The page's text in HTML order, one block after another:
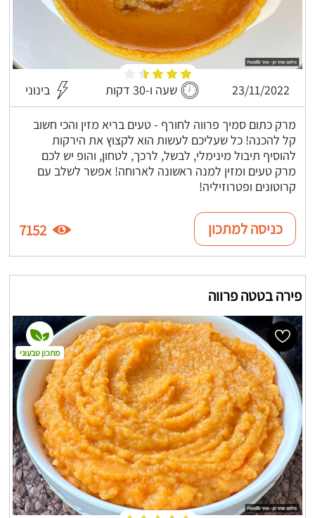
23/11/2022 שעה ו-30 דקות בינוני
מרק כתום סמיך פרווה לחורף - טעים בריא מזין והכי חשוב
קל להכנה! כל שעליכם לעשות הוא לקצוץ את הירקות
להוסיף תיבול מינימלי, לבשל, לרכך, לטחון, והופ יש לכם
מרק טעים ומזין למנה ראשונה לארוחה! אפשר לשלב עם
קרוטונים ופטרוזיליה!
כניסה למתכון 7152
פירה בטטה פרווה
מתכון טבעוני